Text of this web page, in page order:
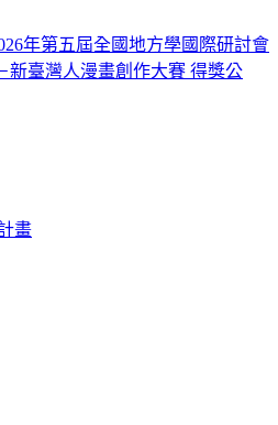
年第五屆全國地方學國際研討會
新臺灣人漫畫創作大賽 得獎公
畫